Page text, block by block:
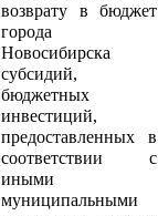
возврату в бюджет
города
Новосибирска
субсидий,
бюджетных
инвестиций,
предоставленных в
соответствии с
иными
муниципальными